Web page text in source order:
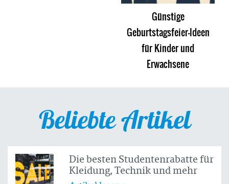
Günstige
Geburtstagsfeier-Ideen
für Kinder und
Erwachsene
Beliebte Artikel
Die besten Studentenrabatte für
Kleidung, Technik und mehr